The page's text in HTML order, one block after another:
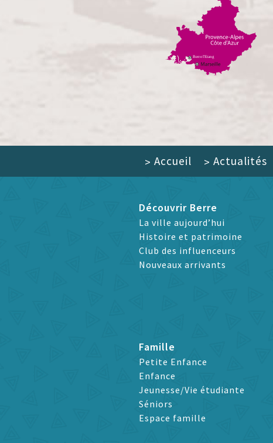
> Accueil > Actualités
Découvrir Berre
La ville aujourd’hui
Histoire et patrimoine
Club des influenceurs
Nouveaux arrivants
Famille
Petite Enfance
Enfance
Jeunesse/Vie étudiante
Séniors
Espace famille